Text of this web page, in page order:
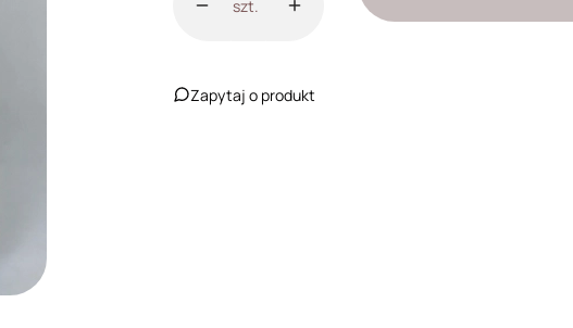
szt.
Zapytaj o produkt